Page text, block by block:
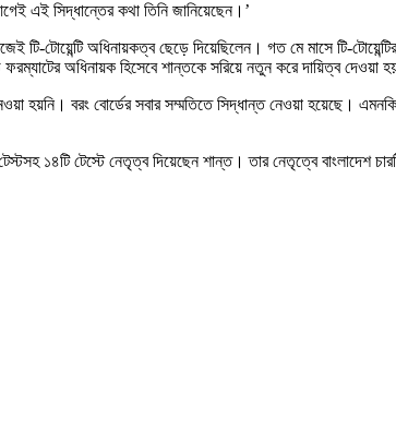
এই সিদ্ধান্তের কথা তিনি জানিয়েছেন।’
টোয়েন্টি অধিনায়কত্ব ছেড়ে দিয়েছিলেন। গত মে মাসে টি-
অধিনায়ক হিসেবে শান্তকে সরিয়ে নতুন করে দায়িত্ব দেওয়া হয়
হয়নি। বরং বোর্ডের সবার সম্মতিতে সিদ্ধান্ত নেওয়া হয়েছে।
১৪টি টেস্টে নেতৃত্ব দিয়েছেন শান্ত। তার নেতৃত্বে বাংলাদেশ